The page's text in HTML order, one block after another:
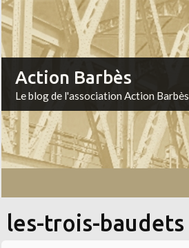
Action Barbès
Le blog de l'association Action Barbès
les-trois-baudets